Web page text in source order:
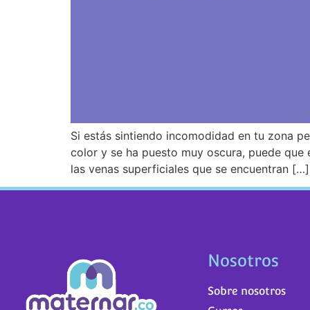
Si estás sintiendo incomodidad en tu zona
color y se ha puesto muy oscura, puede que
las venas superficiales que se encuentran […]
Nosotros
Sobre nosotros